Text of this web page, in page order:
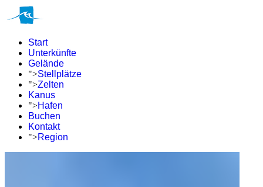
Start
Unterkünfte
Gelände
">Stellplätze
">Zelten
Kanus
">Hafen
Buchen
Kontakt
">Region